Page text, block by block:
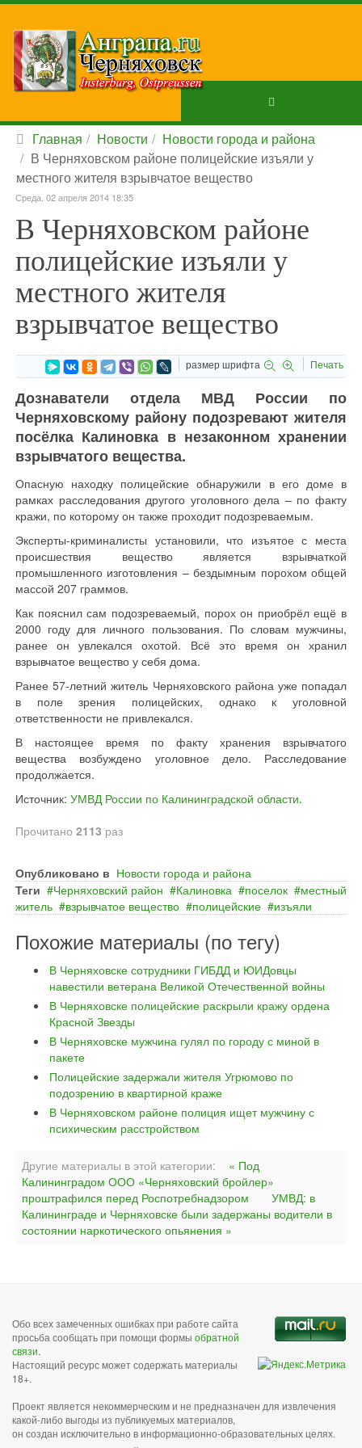
Главная Новости
Новости города и района
В Черняховском районе полицейские изъяли у
местного жителя взрывчатое вещество
Среда, 02 апреля 2014 18:35
В Черняховском районе
полицейские изъяли у
местного жителя
взрывчатое вещество
размер шрифта Печать
Дознаватели отдела МВД России по
Черняховскому району подозревают жителя
посёлка Калиновка в незаконном хранении
взрывчатого вещества.
Опасную находку полицейские обнаружили в его доме в
рамках расследования другого уголовного дела – по факту
кражи, по которому он также проходит подозреваемым.
Эксперты-криминалисты установили, что изъятое с места
происшествия вещество является взрывчаткой
промышленного изготовления – бездымным порохом общей
массой 207 граммов.
Как пояснил сам подозреваемый, порох он приобрёл ещё в
2000 году для личного пользования. По словам мужчины,
ранее он увлекался охотой. Всё это время он хранил
взрывчатое вещество у себя дома.
Ранее 57-летний житель Черняховского района уже попадал
в поле зрения полицейских, однако к уголовной
ответственности не привлекался.
В настоящее время по факту хранения взрывчатого
вещества возбуждено уголовное дело. Расследование
продолжается.
Источник: УМВД России по Калининградской области.
Прочитано 2113 раз
Опубликовано в Новости города и района
Теги
Черняховский район Калиновка поселок
местный
житель
взрывчатое вещество полицейские изъяли
Похожие материалы (по тегу)
В Черняховске сотрудники ГИБДД и ЮИДовцы
навестили ветерана Великой Отечественной войны
В Черняховске полицейские раскрыли кражу ордена
Красной Звезды
В Черняховске мужчина гулял по городу с миной в
пакете
Полицейские задержали жителя Угрюмово по
подозрению в квартирной краже
В Черняховском районе полиция ищет мужчину с
психическим расстройством
Другие материалы в этой категории:
« Под
Калининградом ООО «Черняховский бройлер»
проштрафился перед Роспотребнадзором
УМВД: в
Калининграде и Черняховске были задержаны водители в
состоянии наркотического опьянения »
Обо всех замеченных ошибках при работе сайта
просьба сообщать при помощи формы обратной
связи.
Настоящий ресурс может содержать материалы
18+.
Проект является некоммерческим и не предназначен для извлечения
какой-либо выгоды из публикуемых материалов,
он создан исключительно в информационно-образовательных целях.